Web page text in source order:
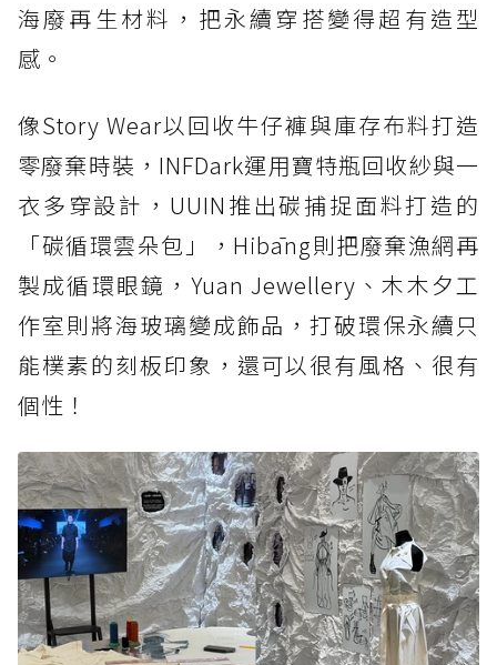
海廢再生材料，把永續穿搭變得超有造型
感。
像Story Wear以回收牛仔褲與庫存布料打造
零廢棄時裝，INFDark運用寶特瓶回收紗與一
衣多穿設計，UUIN推出碳捕捉面料打造的
「碳循環雲朵包」，Hibāng則把廢棄漁網再
製成循環眼鏡，Yuan Jewellery、木木夕工
作室則將海玻璃變成飾品，打破環保永續只
能樸素的刻板印象，還可以很有風格、很有
個性！